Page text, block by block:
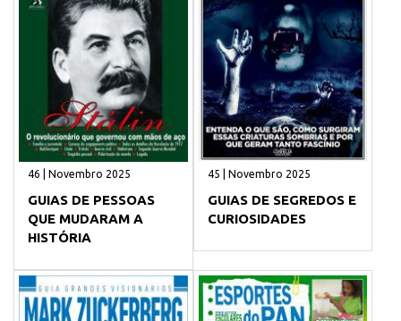
46 | Novembro 2025
GUIAS DE PESSOAS
QUE MUDARAM A
HISTÓRIA
45 | Novembro 2025
GUIAS DE SEGREDOS E
CURIOSIDADES